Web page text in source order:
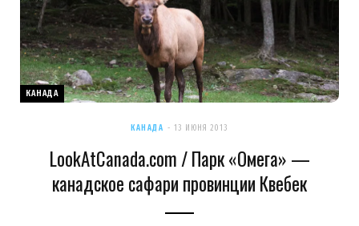
КАНАДА
КАНАДА 13 ИЮНЯ 2013
LookAtCanada.com / Парк «Омега» —
канадское сафари провинции Квебек